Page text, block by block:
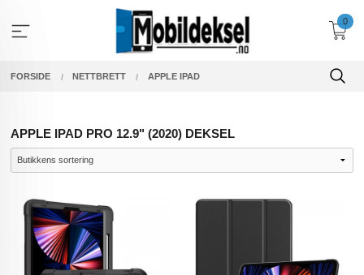
innholdet
0
FORSIDE NETTBRETT APPLE IPAD
APPLE IPAD PRO 12.9" (2020) DEKSEL